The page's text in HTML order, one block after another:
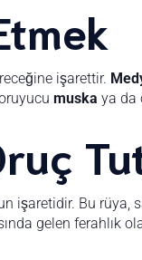
işarettir.
muska ya da
Bu rüya,
gelen ferahlık